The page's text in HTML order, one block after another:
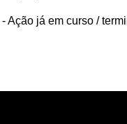
- Ação já em curso /